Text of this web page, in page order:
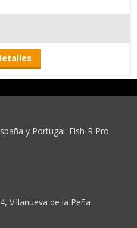
y Portugal: Fish-R Pro
Villanueva de la Peña